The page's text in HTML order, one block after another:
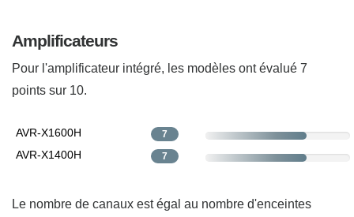
Amplificateurs
Pour l'amplificateur intégré, les modèles ont évalué 7
points sur 10.
AVR-X1600H 7
AVR-X1400H 7
Le nombre de canaux est égal au nombre d'enceintes